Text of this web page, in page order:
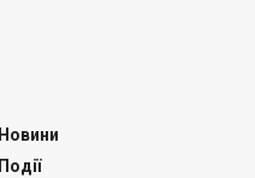
Новини
Події